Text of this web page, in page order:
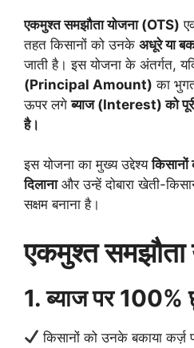
एकमुश्त समझौता योजना (OTS)
तहत किसानों को उनके अधूरे या
जाती है। इस योजना के अंतर्गत,
(Principal Amount) का
ऊपर लगेब्याज (Interest) को
है।
इस योजना का मुख्य उद्देश्य
दिलानाऔर उन्हें दोबारा खेती-
सक्षम बनाना है।
एकमुश्त समझौता
1. ब्याज पर 100%
किसानों को उनके बकाया कर्ज़